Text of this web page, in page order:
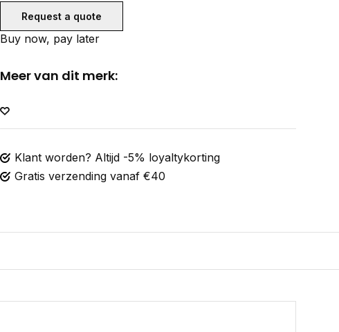
Request a quote
Buy now, pay later
Meer van dit merk:
Klant worden? Altijd -5% loyaltykorting
Gratis verzending vanaf €40